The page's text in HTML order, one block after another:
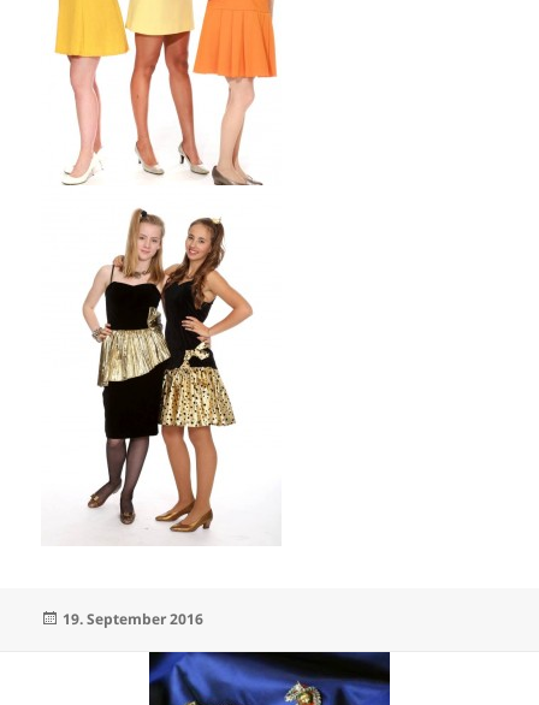
Veröffentlicht
19. September 2016